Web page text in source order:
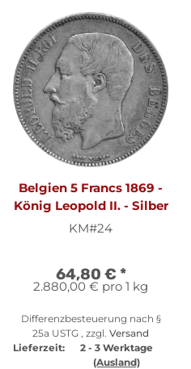
Belgien 5 Francs 1869 -
König Leopold II. - Silber
KM#24
64,80 € *
2.880,00 € pro 1 kg
Differenzbesteuerung nach §
25a USTG , zzgl. Versand
Lieferzeit:
2 - 3 Werktage
(Ausland)